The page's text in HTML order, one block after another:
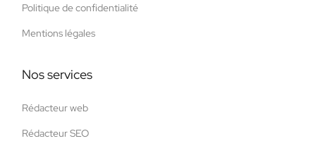
Politique de confidentialité
Mentions légales
Nos services
Rédacteur web
Rédacteur SEO